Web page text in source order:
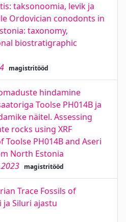
taksonoomia, levik ja
Ordovician conodonts in
taxonomy,
biostratigraphic
magistritööd
hindamine
Toolse PH014B ja
näitel. Assessing
rocks using XRF
Toolse PH014B and Aseri
North Estonia
magistritööd
Trace Fossils of
Siluri ajastu